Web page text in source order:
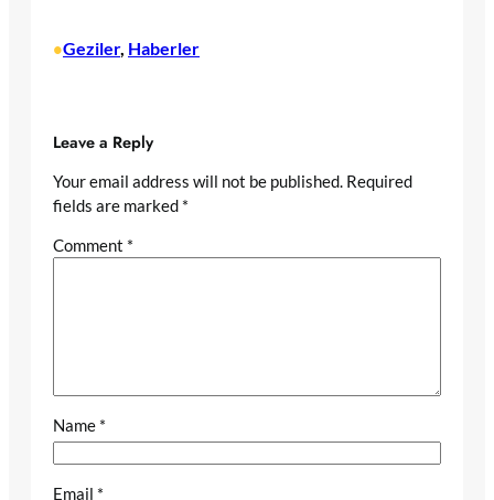
•Geziler, Haberler
Leave a Reply
Your email address will not be published. Required
fields are marked *
Comment *
Name *
Email *